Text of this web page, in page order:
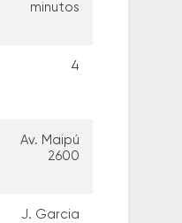
minutos
4
Av. Maipú
2600
J. Garcia